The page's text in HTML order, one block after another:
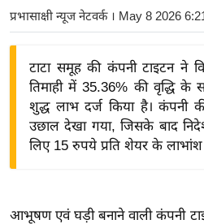
बि
ज़
द्यो
त
प्रभासाक्षी न्यूज नेटवर्क। May 8 2026
टाटा समूह की कंपनी टाइटन ने
तिमाही में 35.36% की वृद्धि
शुद्ध लाभ दर्ज किया है। कंपनी
उछाल देखा गया, जिसके बाद
लिए 15 रुपये प्रति शेयर के लाभांश
आभूषण एवं घड़ी बनाने वाली कंपनी